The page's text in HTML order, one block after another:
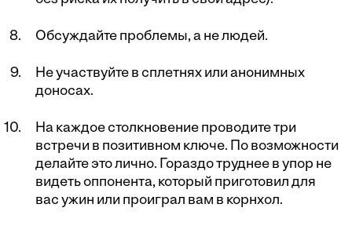
Обсуждайте проблемы, а не людей.
Не участвуйте в сплетнях или анонимных
доносах.
На каждое столкновение проводите три
встречи в позитивном ключе. По возможности
делайте это лично. Гораздо труднее в упор не
видеть оппонента, который приготовил для
вас ужин или проиграл вам в корнхол.